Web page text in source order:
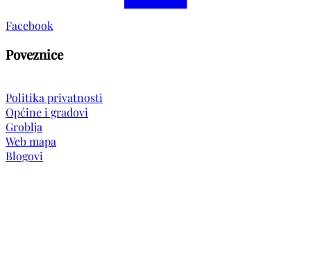
Facebook
Poveznice
Politika privatnosti
Općine i gradovi
Groblja
Web mapa
Blogovi